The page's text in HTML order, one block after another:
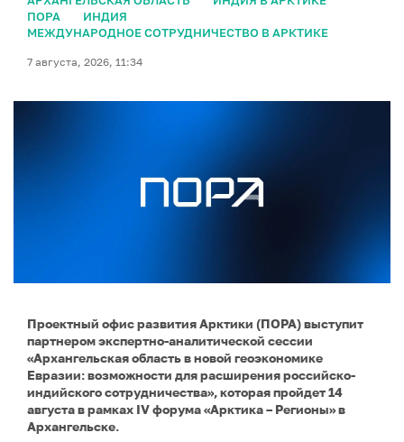
ПОРА
ИНДИЯ
МЕЖДУНАРОДНОЕ СОТРУДНИЧЕСТВО В АРКТИКЕ
7 августа, 2026, 11:34
Проектный офис развития Арктики (ПОРА) выступит
партнером экспертно-аналитической сессии
«Архангельская область в новой геоэкономике
Евразии: возможности для расширения российско-
индийского сотрудничества», которая пройдет 14
августа в рамках IV форума «Арктика – Регионы» в
Архангельске.